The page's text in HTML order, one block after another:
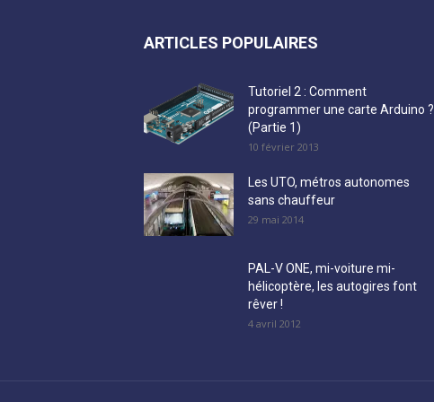
ARTICLES POPULAIRES
Tutoriel 2 : Comment
programmer une carte Arduino ?
(Partie 1)
10 février 2013
Les UTO, métros autonomes
sans chauffeur
29 mai 2014
PAL-V ONE, mi-voiture mi-
hélicoptère, les autogires font
rêver !
4 avril 2012